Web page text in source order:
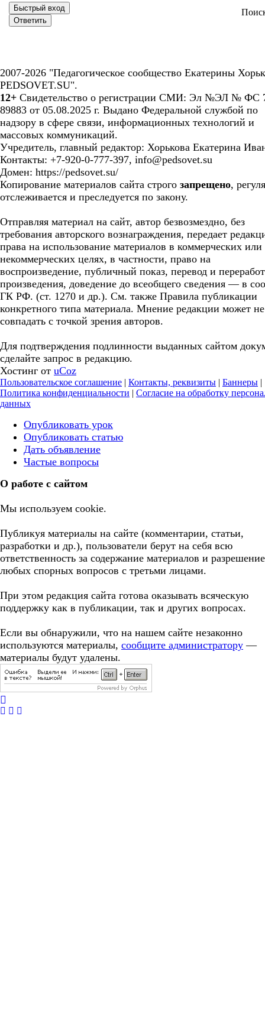
2007-2026 "Педагогическое сообщество Екатерины
PEDSOVET.SU".
12+ Свидетельство о регистрации СМИ: Эл №ЭЛ № ФС
89883 от 05.08.2025 г. Выдано Федеральной службой по
надзору в сфере связи, информационных технологий и
массовых коммуникаций.
Учредитель, главный редактор: Хорькова Екатерина
Контакты: +7-920-0-777-397, info@pedsovet.su
Домен: https://pedsovet.su/
Копирование материалов сайта строго запрещено,
отслеживается и преследуется по закону.
Отправляя материал на сайт, автор безвозмездно, без
требования авторского вознаграждения, передает
права на использование материалов в коммерческих или
некоммерческих целях, в частности, право на
воспроизведение, публичный показ, перевод и
произведения, доведение до всеобщего сведения — в
ГК РФ. (ст. 1270 и др.). См. также Правила публикации
конкретного типа материала. Мнение редакции может не
совпадать с точкой зрения авторов.
Для подтверждения подлинности выданных сайтом
сделайте запрос в редакцию.
Хостинг от uCoz
Пользовательское соглашение | Контакты, реквизиты | Баннеры |
Политика конфиденциальности | Согласие на обработку
данных
Опубликовать урок
Опубликовать статью
Дать объявление
Частые вопросы
О работе с сайтом
Мы используем cookie.
Публикуя материалы на сайте (комментарии, статьи,
разработки и др.), пользователи берут на себя всю
ответственность за содержание материалов и разрешение
любых спорных вопросов с третьми лицами.
При этом редакция сайта готова оказывать всяческую
поддержку как в публикации, так и других вопросах.
Если вы обнаружили, что на нашем сайте незаконно
используются материалы, сообщите администратору —
материалы будут удалены.